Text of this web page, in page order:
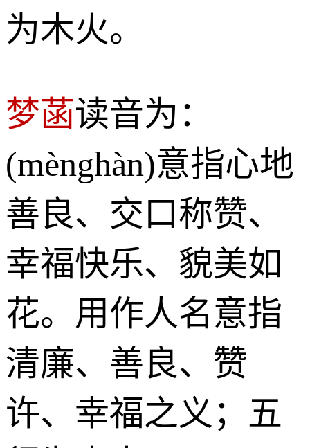
为木火。
梦菡读音为：
(mènghàn)意指心地
善良、交口称赞、
幸福快乐、貌美如
花。用作人名意指
清廉、善良、赞
许、幸福之义；五